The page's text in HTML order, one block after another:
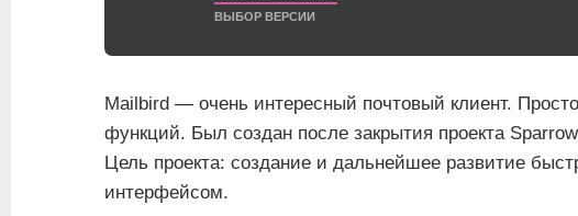
ВЫБОР ВЕРСИИ
Mailbird — очень интересный почтовый клиент.
функций. Был создан после закрытия проекта
Цель проекта: создание и дальнейшее развитие
интерфейсом.